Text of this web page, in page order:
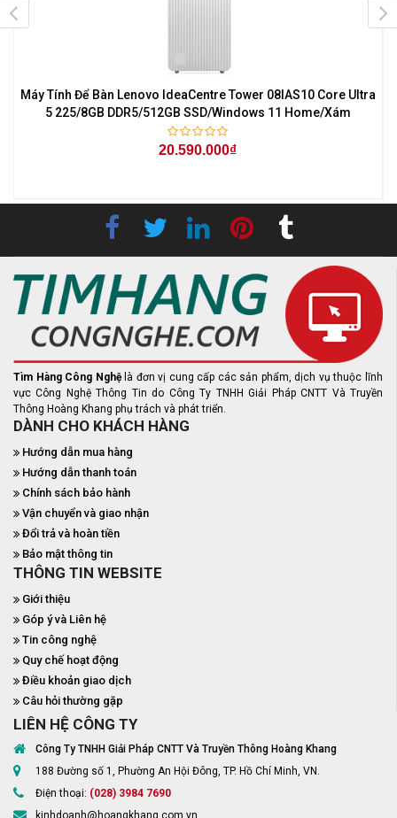
Máy Tính Để Bàn Lenovo IdeaCentre Tower 08IAS10 Core Ultra
5 225/8GB DDR5/512GB SSD/Windows 11 Home/Xám
20.590.000₫
Tìm Hàng Công Nghệ là đơn vị cung cấp các sản phẩm, dịch vụ thuộc lĩnh
vực Công Nghệ Thông Tin do Công Ty TNHH Giải Pháp CNTT Và Truyền
Thông Hoàng Khang phụ trách và phát triển.
DÀNH CHO KHÁCH HÀNG
Hướng dẫn mua hàng
Hướng dẫn thanh toán
Chính sách bảo hành
Vận chuyển và giao nhận
Đổi trả và hoàn tiền
Bảo mật thông tin
THÔNG TIN WEBSITE
Giới thiệu
Góp ý và Liên hệ
Tin công nghệ
Quy chế hoạt động
Điều khoản giao dịch
Câu hỏi thường gặp
LIÊN HỆ CÔNG TY
Công Ty TNHH Giải Pháp CNTT Và Truyền Thông Hoàng Khang
188 Đường số 1, Phường An Hội Đông, TP. Hồ Chí Minh, VN.
Điện thoại: (028) 3984 7690